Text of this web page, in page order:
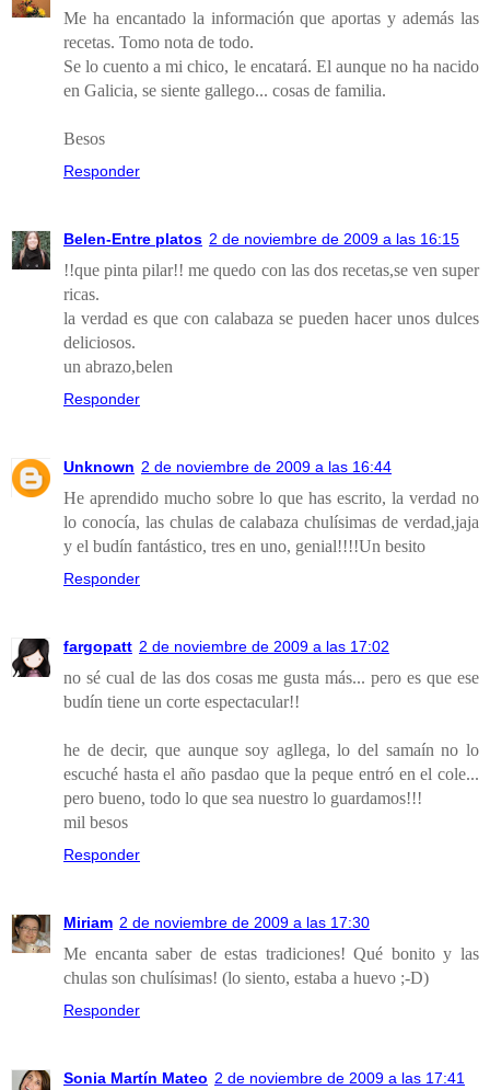
Me ha encantado la información que aportas y además las
recetas. Tomo nota de todo.
Se lo cuento a mi chico, le encatará. El aunque no ha nacido
en Galicia, se siente gallego... cosas de familia.
Besos
Responder
Belen-Entre platos 2 de noviembre de 2009 a las 16:15
!!que pinta pilar!! me quedo con las dos recetas,se ven super
ricas.
la verdad es que con calabaza se pueden hacer unos dulces
deliciosos.
un abrazo,belen
Responder
Unknown 2 de noviembre de 2009 a las 16:44
He aprendido mucho sobre lo que has escrito, la verdad no
lo conocía, las chulas de calabaza chulísimas de verdad,jaja
y el budín fantástico, tres en uno, genial!!!!Un besito
Responder
fargopatt 2 de noviembre de 2009 a las 17:02
no sé cual de las dos cosas me gusta más... pero es que ese
budín tiene un corte espectacular!!
he de decir, que aunque soy agllega, lo del samaín no lo
escuché hasta el año pasdao que la peque entró en el cole...
pero bueno, todo lo que sea nuestro lo guardamos!!!
mil besos
Responder
Miriam 2 de noviembre de 2009 a las 17:30
Me encanta saber de estas tradiciones! Qué bonito y las
chulas son chulísimas! (lo siento, estaba a huevo ;-D)
Responder
Sonia Martín Mateo 2 de noviembre de 2009 a las 17:41